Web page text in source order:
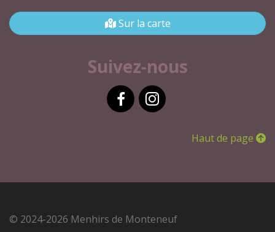
Sur la carte
Suivez-nous
Haut de page
© 2024-2026 Menhirs de Monteneuf